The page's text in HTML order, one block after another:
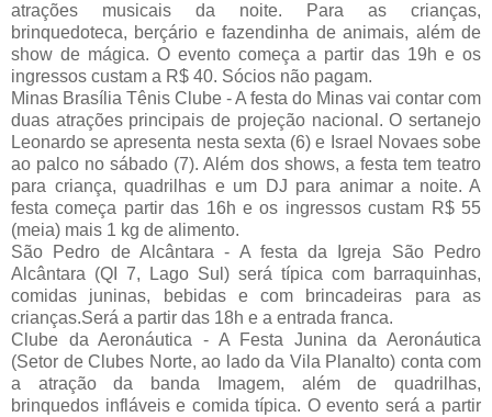
atrações musicais da noite. Para as crianças,
brinquedoteca, berçário e fazendinha de animais, além de
show de mágica. O evento começa a partir das 19h e os
ingressos custam a R$ 40. Sócios não pagam.
Minas Brasília Tênis Clube - A festa do Minas vai contar com
duas atrações principais de projeção nacional. O sertanejo
Leonardo se apresenta nesta sexta (6) e Israel Novaes sobe
ao palco no sábado (7). Além dos shows, a festa tem teatro
para criança, quadrilhas e um DJ para animar a noite. A
festa começa partir das 16h e os ingressos custam R$ 55
(meia) mais 1 kg de alimento.
São Pedro de Alcântara - A festa da Igreja São Pedro
Alcântara (QI 7, Lago Sul) será típica com barraquinhas,
comidas juninas, bebidas e com brincadeiras para as
crianças.Será a partir das 18h e a entrada franca.
Clube da Aeronáutica - A Festa Junina da Aeronáutica
(Setor de Clubes Norte, ao lado da Vila Planalto) conta com
a atração da banda Imagem, além de quadrilhas,
brinquedos infláveis e comida típica. O evento será a partir